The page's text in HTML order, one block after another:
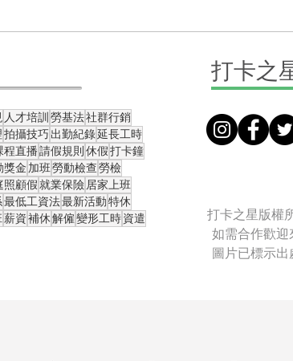
直播課怎麼規畫？完整直播攻
打卡之
人才培訓 勞基法社群行銷
拍攝技巧出勤紀錄延長工時
程直播請假規則 休假打卡鐘
獎金 加班勞動檢查勞檢
照顧假就業保險居家上班
最低工資法最新活動特休
薪資補休解僱變形工時資遣
打卡之星版權
如需合作歡迎
圖片已標示